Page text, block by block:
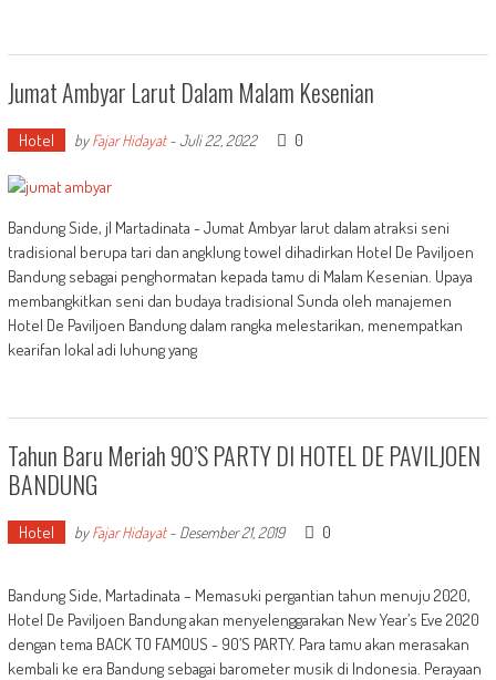
Jumat Ambyar Larut Dalam Malam Kesenian
Hotel byFajar Hidayat-Juli 22, 2022 0
Bandung Side, jl Martadinata - Jumat Ambyar larut dalam atraksi seni
tradisional berupa tari dan angklung towel dihadirkan Hotel De Paviljoen
Bandung sebagai penghormatan kepada tamu di Malam Kesenian. Upaya
membangkitkan seni dan budaya tradisional Sunda oleh manajemen
Hotel De Paviljoen Bandung dalam rangka melestarikan, menempatkan
kearifan lokal adi luhung yang
Tahun Baru Meriah 90’S PARTY DI HOTEL DE PAVILJOEN
BANDUNG
Hotel byFajar Hidayat- Desember 21, 2019 0
Bandung Side, Martadinata – Memasuki pergantian tahun menuju 2020,
Hotel De Paviljoen Bandung akan menyelenggarakan New Year’s Eve 2020
dengan tema BACK TO FAMOUS - 90’S PARTY. Para tamu akan merasakan
kembali ke era Bandung sebagai barometer musik di Indonesia. Perayaan